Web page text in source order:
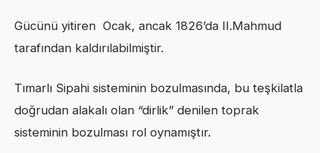
Gücünü yitiren Ocak, ancak 1826’da II.Mahmud
tarafından kaldırılabilmiştir.
Tımarlı Sipahi sisteminin bozulmasında, bu teşkilatla
doğrudan alakalı olan “dirlik” denilen toprak
sisteminin bozulması rol oynamıştır.